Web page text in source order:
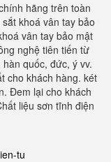
hãng trên toàn
khoá vân tay bảo
vân tay bảo mật
nghệ tiên tiến từ
quốc, đức, ý vv.
cho khách hàng. két
Đem lại cho khách
liệu sơn tĩnh điện
tu